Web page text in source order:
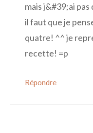
mais j&#39;ai
il faut que je
quatre! ^^ je
recette! =p
Répondre